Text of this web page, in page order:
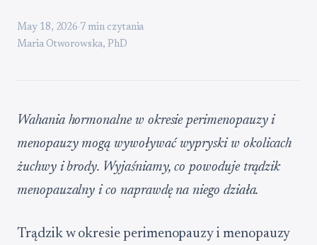
May 18, 2026· 7 min czytania
Maria Otworowska, PhD
Wahania hormonalne w okresie perimenopauzy i
menopauzy mogą wywoływać wypryski w okolicach
żuchwy i brody. Wyjaśniamy, co powoduje trądzik
menopauzalny i co naprawdę na niego działa.
Trądzik w okresie perimenopauzy i menopauzy